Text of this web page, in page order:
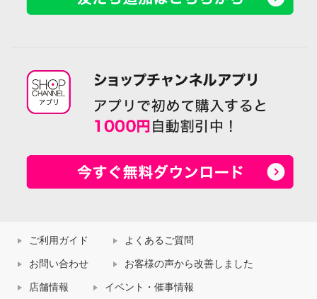
ご利用ガイド よくあるご質問
お問い合わせ お客様の声から改善しました
店舗情報 イベント・催事情報